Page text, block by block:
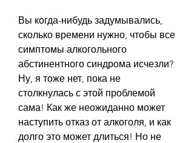
Вы когда-нибудь задумывались,
сколько времени нужно, чтобы все
симптомы алкогольного
абстинентного синдрома исчезли?
Ну, я тоже нет, пока не
столкнулась с этой проблемой
сама! Как же неожиданно может
наступить отказ от алкоголя, и как
долго это может длиться! Но не